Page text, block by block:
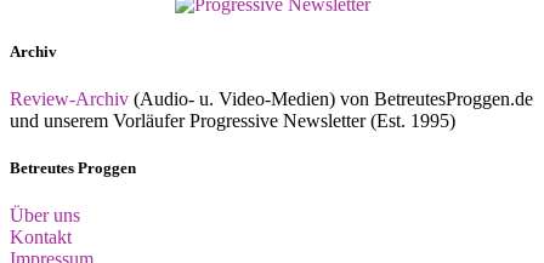
Archiv
Review-Archiv (Audio- u. Video-Medien) von BetreutesProggen.de
und unserem Vorläufer Progressive Newsletter (Est. 1995)
Betreutes Proggen
Über uns
Kontakt